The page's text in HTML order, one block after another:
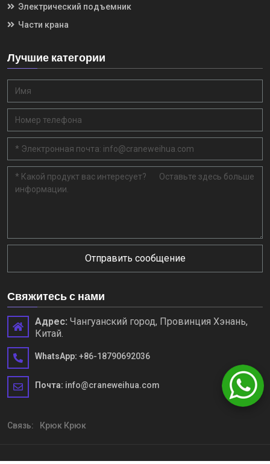
Электрический подъемник
Части крана
Лучшие категории
Отправить сообщение
Свяжитесь с нами
Адрес: Чангуанский город, Провинция Хэнань,
Китай.
WhatsApp: +86-18790692036
Почта: info@craneweihua.com
Связь: Крюк Крюк